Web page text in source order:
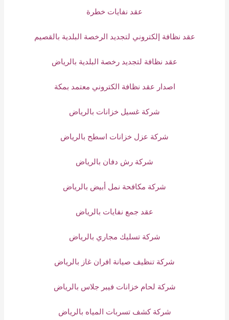
عقد نفايات خطرة
عقد نظافة إلكتروني لتجديد الرخصة البلدية بالقصيم
عقد نظافة لتجديد رخصة البلدية بالرياض
اصدار عقد نظافة الكتروني معتمد بمكة
شركة غسيل خزانات بالرياض
شركة عزل خزانات اسطح بالرياض
شركة رش دفان بالرياض
شركة مكافحة نمل أبيض بالرياض
عقد جمع نفايات بالرياض
شركة تسليك مجاري بالرياض
شركة تنظيف صيانة افران غاز بالرياض
شركة لحام خزانات فيبر جلاس بالرياض
شركة كشف تسربات المياه بالرياض